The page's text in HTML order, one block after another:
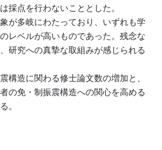
採点を行わないこととした。
が多岐にわたっており、いずれも学
レベルが高いものであった。残念な
研究への真摯な取組みが感じられる
構造に関わる修士論文数の増加と、
の免・制振震構造への関心を高める
。